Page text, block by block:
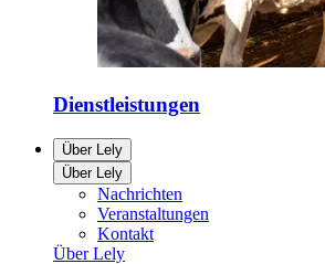
Dienstleistungen
Über Lely
Über Lely
Nachrichten
Veranstaltungen
Kontakt
Über Lely